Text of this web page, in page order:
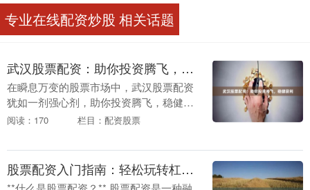
专业在线配资炒股 相关话题
武汉股票配资：助你投资腾飞，稳健获利
在瞬息万变的股票市场中，武汉股票配资
犹如一剂强心剂，助你投资腾飞，稳健获
利。 **放大收益，提升投资效率** 股票配
你以更小....
阅读：170 栏目：配资股票
股票配资入门指南：轻松玩转杠杆投资